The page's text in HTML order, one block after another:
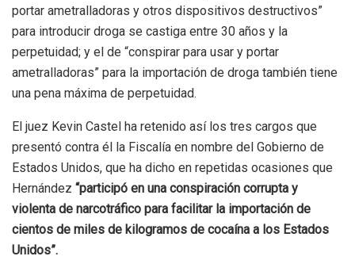
portar ametralladoras y otros dispositivos destructivos”
para introducir droga se castiga entre 30 años y la
perpetuidad; y el de “conspirar para usar y portar
ametralladoras” para la importación de droga también tiene
una pena máxima de perpetuidad.
El juez Kevin Castel ha retenido así los tres cargos que
presentó contra él la Fiscalía en nombre del Gobierno de
Estados Unidos, que ha dicho en repetidas ocasiones que
Hernández “participó en una conspiración corrupta y
violenta de narcotráfico para facilitar la importación de
cientos de miles de kilogramos de cocaína a los Estados
Unidos”.